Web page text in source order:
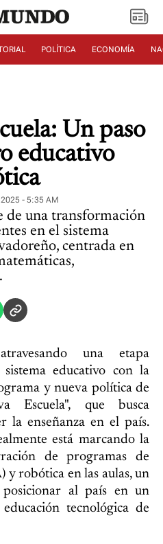
POLÍTICA ECONOMÍA
Un paso
educativo
2025 - 5:35 AM
de una transformación
en el sistema
centrada en
una etapa
educativo con la
y nueva política de
Escuela", que busca
la enseñanza en el país.
está marcando la
de programas de
robótica en las aulas, un
al país en un
tecnológica de